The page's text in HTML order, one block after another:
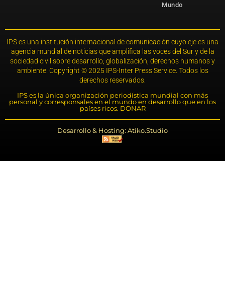
Mundo
IPS es una institución internacional de comunicación cuyo eje es una
agencia mundial de noticias que amplifica las voces del Sur y de la
sociedad civil sobre desarrollo, globalización, derechos humanos y
ambiente. Copyright © 2025 IPS-Inter Press Service. Todos los
derechos reservados.
IPS es la única organización periodística mundial con más
personal y corresponsales en el mundo en desarrollo que en los
países ricos. DONAR
Desarrollo & Hosting: Atiko.Studio